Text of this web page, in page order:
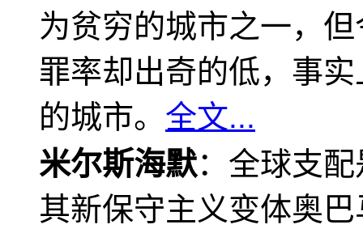
为贫穷的城市之一，
罪率却出奇的低，事
的城市。 全文...
米尔斯海默：全球支
其新保守主义变体奥